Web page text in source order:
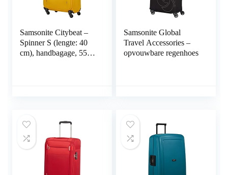
Samsonite Citybeat –
Spinner S (lengte: 40
cm), handbagage, 55
Samsonite Global
Travel Accessories –
opvouwbare regenhoes